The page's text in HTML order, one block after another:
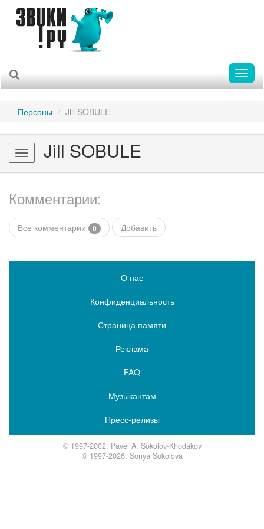
Персоны Jill SOBULE
Toggle
navigation
Jill SOBULE
Комментарии:
Все комментарии 0 Добавить
О нас
Конфиденциальность
Страница памяти
Реклама
FAQ
Музыкантам
Пресс-релизы
© 1997-2002, Pavel A. Sokolov-Khodakov
© 1997-2026, Sonya Sokolova